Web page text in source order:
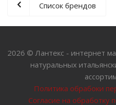
Список брендов
2026 © Лантекс - интернет
натуральных
Политика обрабоки
Согласие на обработку